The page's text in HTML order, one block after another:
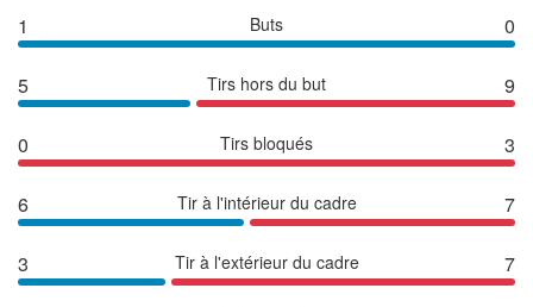
1 Buts 0
5 Tirs hors du but 9
0 Tirs bloqués 3
6 Tir à l'intérieur du cadre 7
3 Tir à l'extérieur du cadre 7